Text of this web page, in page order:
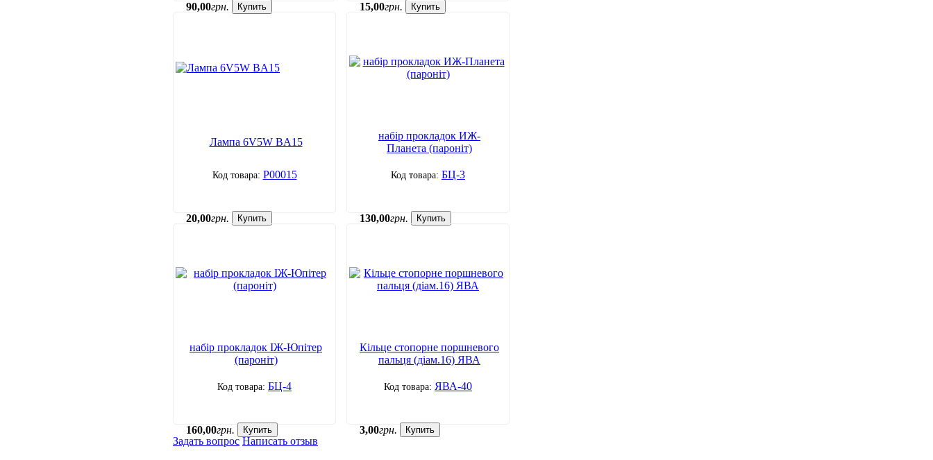
90,00грн. Купить 15,00грн. Купить
Лампа 6V5W BA15
P00015
20,00грн. Купить
набір прокладок ИЖ-
Планета (пароніт)
БЦ-3
130,00грн. Купить
набір прокладок ІЖ-Юпітер
(пароніт)
БЦ-4
160,00грн. Купить
Кільце стопорне поршневого
пальця (діам.16) ЯВА
ЯВА-40
3,00грн. Купить
Задать вопрос Написать отзыв